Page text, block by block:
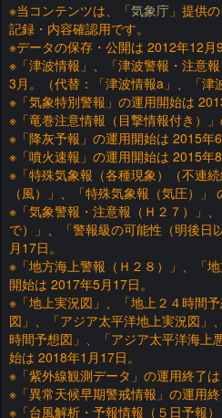
※当コンテンツは、「気象庁 」提供
記録・内容確認用です。
※データの保存・公開は 2012年12月
※「津波情報」、「津波警報・注意
3月。（代替：「津波情報a」、「津
※「気象特別警報」の運用開始は
※「竜巻注意情報（目撃情報付き）
※「降灰予報」の運用開始は 2015年6
※「噴火速報」の運用開始は 2015年8
※「特殊気象報（各種現象）（不連
（風）」、「特殊気象報（気圧）」
※「気象警報・注意報（Ｈ２７）」
で）」、「警報級の可能性（明後日
月17日。
※「地方海上警報（Ｈ２８）」、「
開始は 2017年5月17日。
※「地上実況図」、「地上２４時間
図」、「アジア太平洋地上実況図」
時間予想図」、「アジア太平洋海上
始は 2018年1月17日。
※「紫外線観測データ」の運用終了は
※「異常天候早期警戒情報」の運用終
※「台風解析・予報情報（５日予報